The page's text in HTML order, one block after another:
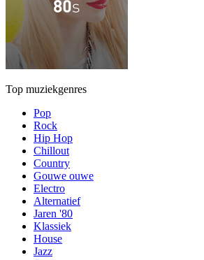
Top muziekgenres
Pop
Rock
Hip Hop
Chillout
Country
Gouwe ouwe
Electro
Alternatief
Jaren '80
Klassiek
House
Jazz